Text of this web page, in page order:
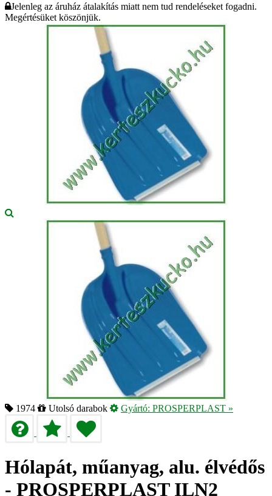
Jelenleg az áruház átalakítás miatt nem tud rendeléseket fogadni.
Megértésüket köszönjük.
1974 Utolsó darabok Gyártó: PROSPERPLAST »
Hólapát, műanyag, alu. élvédős
- PROSPERPLAST ILN2